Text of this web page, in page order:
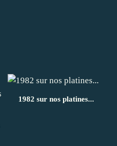
1982 sur nos platines...